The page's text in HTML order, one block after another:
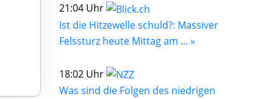
21:04 Uhr
Ist die Hitzewelle schuld?: Massiver
Felssturz heute Mittag am ... »
18:02 Uhr
Was sind die Folgen des niedrigen